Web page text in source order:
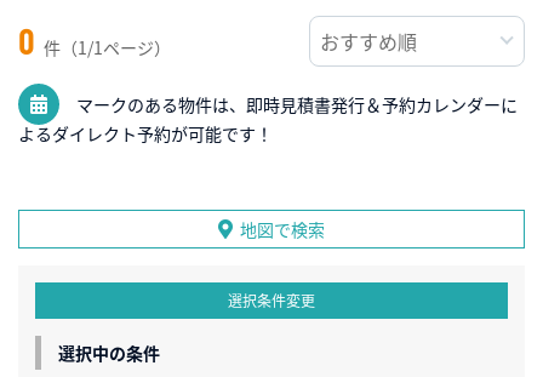
0 件（1/1ページ）
マークのある物件は、即時見積書発行＆予約カレンダーに
よるダイレクト予約が可能です！
地図で検索
選択条件変更
選択中の条件